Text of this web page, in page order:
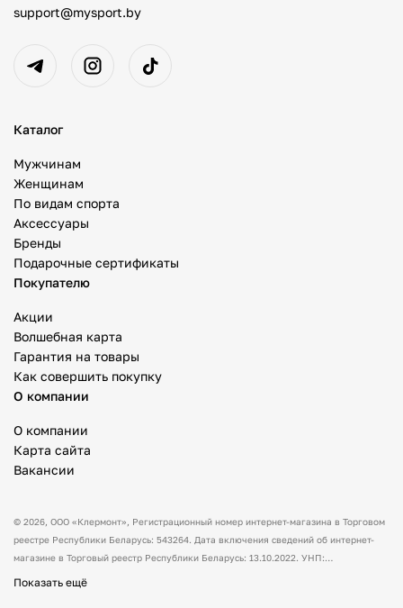
support@mysport.by
Каталог
Мужчинам
Женщинам
По видам спорта
Аксессуары
Бренды
Подарочные сертификаты
Покупателю
Акции
Волшебная карта
Гарантия на товары
Как совершить покупку
О компании
О компании
Карта сайта
Вакансии
© 2026, ООО «Клермонт» , Регистрационный номер интернет-магазина в Торговом
реестре Республики Беларусь: 543264. Дата включения сведений об интернет-
магазине в Торговый реестр Республики Беларусь: 13.10.2022. УНП:
Показать ещё